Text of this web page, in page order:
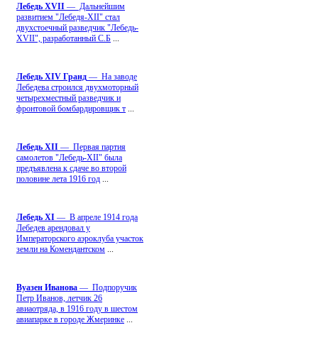
Лебедь ХVII — Дальнейшим
развитием "Лебедя-ХII" стал
двухстоечный разведчик "Лебедь-
XVII", разработанный С.Б
Лебедь ХIV Гранд — На заводе
Лебедева строился двухмоторный
четырехместный разведчик и
фронтовой бомбардировщик т
Лебедь ХII — Первая партия
самолетов "Лебедь-ХII" была
предъявлена к сдаче во второй
половине лета 1916 год
Лебедь ХI — В апреле 1914 года
Лебедев арендовал у
Императорского аэроклуба участок
земли на Комендантском
Вуазен Иванова — Подпоручик
Петр Иванов, летчик 26
авиаотряда, в 1916 году в шестом
авиапарке в городе Жмеринке